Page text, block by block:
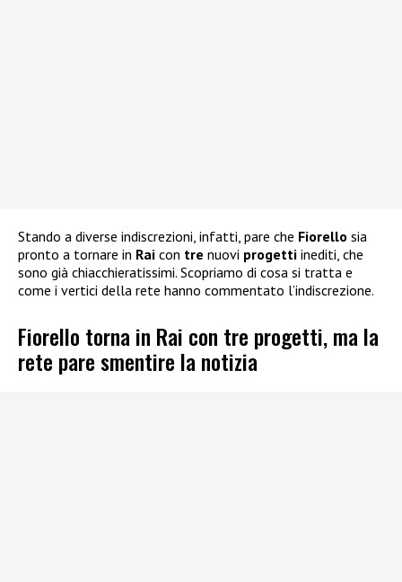
Stando a diverse indiscrezioni, infatti, pare che Fiorello sia
pronto a tornare in Rai con tre nuovi progetti inediti, che
sono già chiacchieratissimi. Scopriamo di cosa si tratta e
come i vertici della rete hanno commentato l’indiscrezione.
Fiorello torna in Rai con tre progetti, ma la
rete pare smentire la notizia